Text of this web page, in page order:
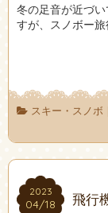
冬の足音が近づ
すが、スノボー
スキー・スノボ
2023
04/18
2023
04/18 飛行